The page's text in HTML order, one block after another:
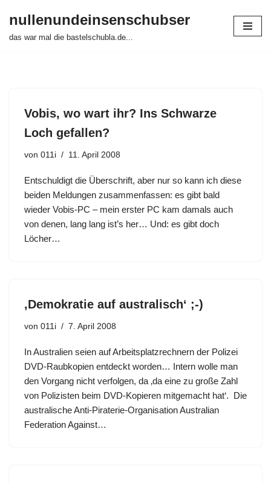
Zum
nullenundeinsenschubser
das war mal die bastelschubla.de...
Vobis, wo wart ihr? Ins Schwarze
Loch gefallen?
von 011i 11. April 2008
Entschuldigt die Überschrift, aber nur so kann ich diese
beiden Meldungen zusammenfassen: es gibt bald
wieder Vobis-PC – mein erster PC kam damals auch
von denen, lang lang ist’s her… Und: es gibt doch
Löcher…
‚Demokratie auf australisch‘ ;-)
von 011i 7. April 2008
In Australien seien auf Arbeitsplatzrechnern der Polizei
DVD-Raubkopien entdeckt worden… Intern wolle man
den Vorgang nicht verfolgen, da ‚da eine zu große Zahl
von Polizisten beim DVD-Kopieren mitgemacht hat‘. Die
australische Anti-Piraterie-Organisation Australian
Federation Against…